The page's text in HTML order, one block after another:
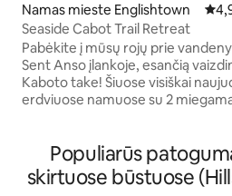
Namas mieste Englishtown
Seaside Cabot Trail Retreat
Pabėkite į mūsų rojų prie
Sent Anso įlankoje, esančią
Kaboto take! Šiuose visiškai
erdviuose namuose su 2
žmonės: miegamasis su dvigule
miegamasis su dviaukšte lova
apačioje ir viengule viršuje) ir sofa.
Populiarūs
skirtuose būstuose